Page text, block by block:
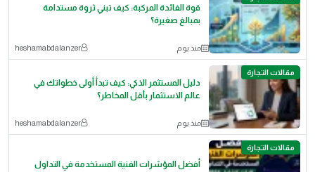
قوة الفائدة المركبة: كيف تبني ثروة مستدامة
بمبالغ صغيرة؟
منذ يوم heshamabdalanzer
مقالات التجارة
دليل المستثمر الذكي: كيف تبدأ أولى خطواتك في
عالم الاستثمار بأقل المخاطر؟
منذ يوم heshamabdalanzer
مقالات التجارة
أفضل المؤشرات الفنية المستخدمة في التداول